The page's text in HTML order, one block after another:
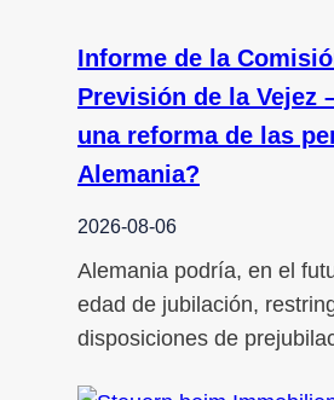
Informe de la
Previsión de la Vejez
una reforma de las
Alemania?
2026-08-06
Alemania podría, en el
edad de jubilación,
disposiciones de